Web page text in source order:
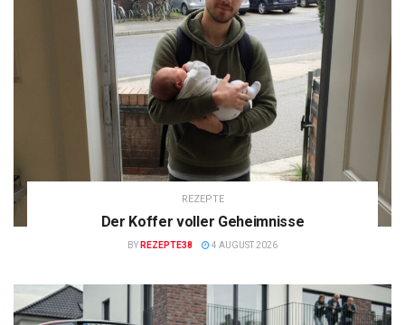
REZEPTE
Der Koffer voller Geheimnisse
BY REZEPTE38 4 AUGUST 2026